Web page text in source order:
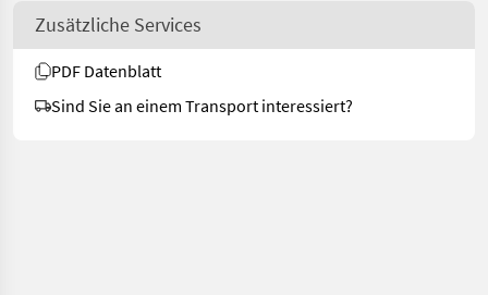
Zusätzliche Services
PDF Datenblatt
Sind Sie an einem Transport interessiert?